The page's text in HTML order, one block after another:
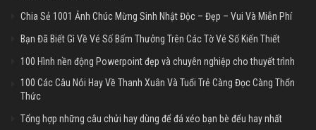
Chia Sẻ 1001 Ảnh Chúc Mừng Sinh Nhật Độc – Đẹp – Vui Và Miễn Phí
Bạn Đã Biết Gì Về Vé Số Bấm Thưởng Trên Các Tờ Vé Số Kiến Thiết
100 Hình nền động Powerpoint đẹp và chuyên nghiệp cho thuyết trình
100 Các Câu Nói Hay Về Thanh Xuân Và Tuổi Trẻ Càng Đọc Càng Thổn
Thức
Tổng hợp những câu chửi hay dùng để đá xéo bạn bè đểu hay nhất